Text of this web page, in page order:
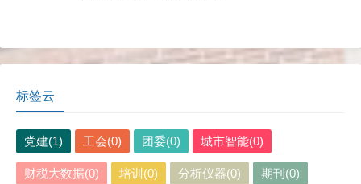
标签云
党建(1) 工会(0) 团委(0) 城市智能(0)
财税大数据(0) 培训(0) 分析仪器(0) 期刊(0)